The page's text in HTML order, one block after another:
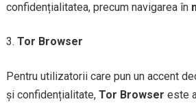
confidențialitatea, precum navigarea în
Tor Browser
Pentru utilizatorii care pun un accent
și confidențialitate, Tor Browser este